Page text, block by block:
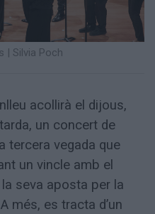
| Silvia Poch
acollirà el dijous,
un concert de
tercera vegada que
un vincle amb el
seva aposta per la
més, es tracta d’un